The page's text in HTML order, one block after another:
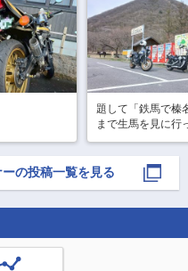
題して「鉄馬で榛
まで生馬を見に行
ゃおう！」
昼に仲間一人と待
わせて、藤岡市に
の投稿一覧を見る